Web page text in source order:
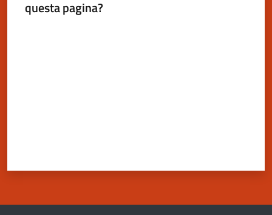
questa pagina?